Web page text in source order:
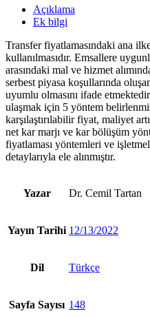
Açıklama
Ek bilgi
Transfer fiyatlamasındaki ana
kullanılmasıdır. Emsallere
arasındaki mal ve hizmet
serbest piyasa koşullarında
uyumlu olmasını ifade
ulaşmak için 5 yöntem
karşılaştırılabilir fiyat, maliyet
net kar marjı ve kar bölüşüm
fiyatlaması yöntemleri ve
detaylarıyla ele alınmıştır.
Yazar Dr. Cemil Tartan
Yayın Tarihi 12/13/2022
Dil Türkçe
Sayfa Sayısı 148